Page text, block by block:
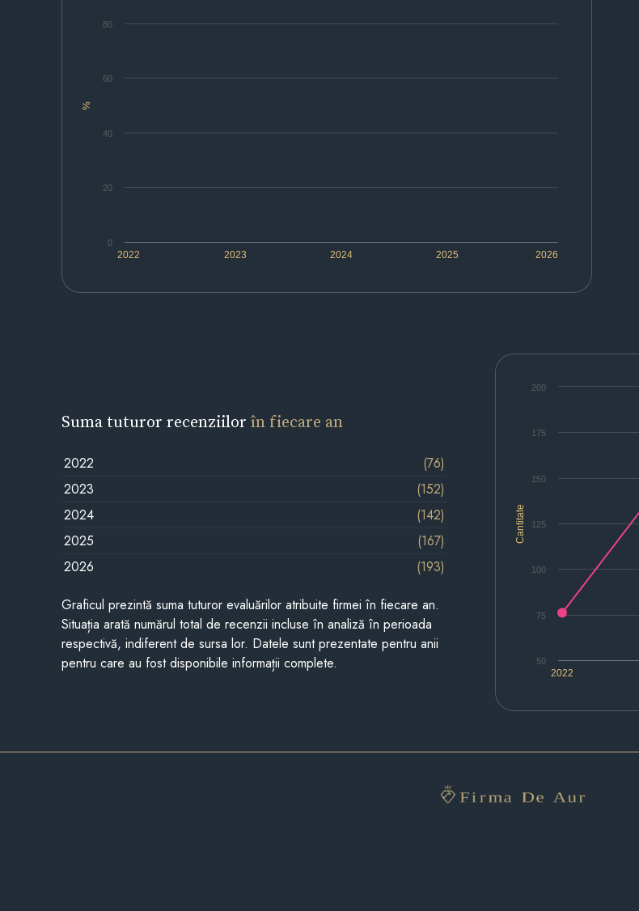
%
2022 2023 2024 2025 2026
0
20
40
60
80
Cantitate
2022
50
75
100
125
150
175
200
Suma tuturor recenziilorîn fiecare an
2022
(76)
2023
(152)
2024
(142)
2025
(167)
2026
(193)
Graficul prezintă suma tuturor evaluărilor atribuite firmei în fiecare an.
Situația arată numărul total de recenzii incluse în analiză în perioada
respectivă, indiferent de sursa lor. Datele sunt prezentate pentru anii
pentru care au fost disponibile informații complete.